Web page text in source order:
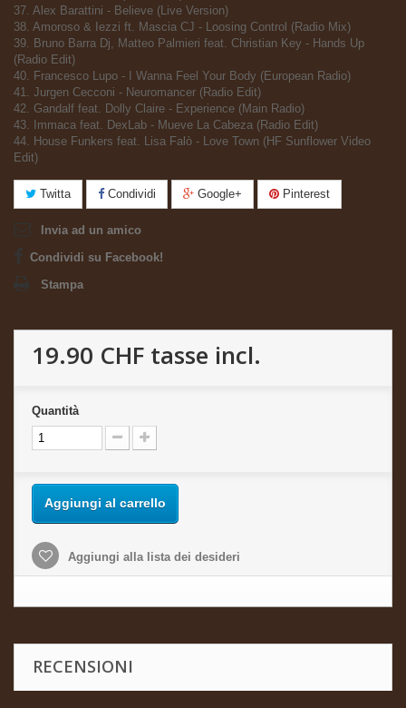
37. Alex Barattini - Believe (Live Version)
38. Amoroso & Iezzi ft. Mascia CJ - Loosing Control (Radio Mix)
39. Bruno Barra Dj, Matteo Palmieri feat. Christian Key - Hands Up
(Radio Edit)
40. Francesco Lupo - I Wanna Feel Your Body (European Radio)
41. Jurgen Cecconi - Neuromancer (Radio Edit)
42. Gandalf feat. Dolly Claire - Experience (Main Radio)
43. Immaca feat. DexLab - Mueve La Cabeza (Radio Edit)
44. House Funkers feat. Lisa Falò - Love Town (HF Sunflower Video
Edit)
Twitta Condividi Google+ Pinterest
Invia ad un amico
Condividi su Facebook!
Stampa
19.90 CHF tasse incl.
Quantità
Aggiungi al carrello
Aggiungi alla lista dei desideri
RECENSIONI